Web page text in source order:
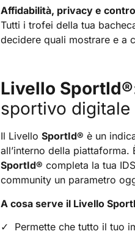
Affidabilità, privacy e
Tutti i trofei della tua
decidere quali mostrare e a
Livello
sportivo digitale
Il LivelloSportId® è un
all’interno della
SportId® completa la tua
community un parametro
A cosa serve il Livello
Permette che tutto il tuo